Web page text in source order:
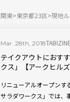
関東 東京都23区 現地
Mar. 28th, 2018
テイクアウトにおす
クス」【アークヒル
リニューアルオープンす
サラダワークス」では、